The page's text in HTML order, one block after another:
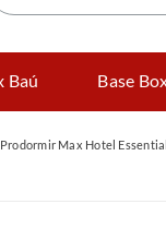
Baú Base
Max Hotel